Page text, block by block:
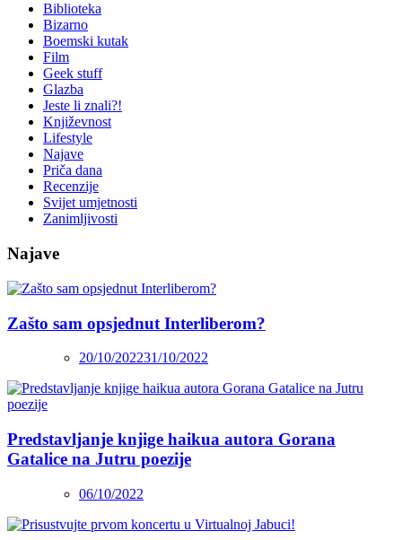
Biblioteka
Bizarno
Boemski kutak
Film
Geek stuff
Glazba
Jeste li znali?!
Književnost
Lifestyle
Najave
Priča dana
Recenzije
Svijet umjetnosti
Zanimljivosti
Najave
Zašto sam opsjednut Interliberom?
20/10/202231/10/2022
Predstavljanje knjige haikua autora Gorana
Gatalice na Jutru poezije
06/10/2022